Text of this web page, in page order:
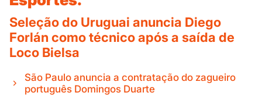
Seleção do Uruguai anuncia Diego
Forlán como técnico após a saída de
Loco Bielsa
São Paulo anuncia a contratação do zagueiro
português Domingos Duarte